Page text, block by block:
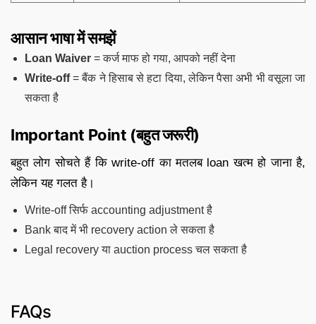
आसान भाषा में समझें
Loan Waiver = कर्ज माफ हो गया, आपको नहीं देना
Write-off= बैंक ने हिसाब से हटा दिया, लेकिन पैसा अभी भी वसूला जा
सकता है
Important Point (बहुत जरूरी)
बहुत लोग सोचते हैं कि write-off का मतलब loan खत्म हो जाना है,
लेकिन यह गलत है।
Write-off सिर्फ accounting adjustment है
Bank बाद में भी recovery action ले सकता है
Legal recovery या auction process चल सकता है
FAQs